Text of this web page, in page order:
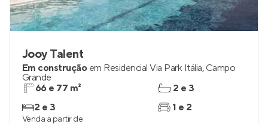
Jooy Talent
Em construção em Residencial Via Park Itália, Campo
Grande
66 e 77 m²
2 e 3
2 e 3
1 e 2
Venda a partir de